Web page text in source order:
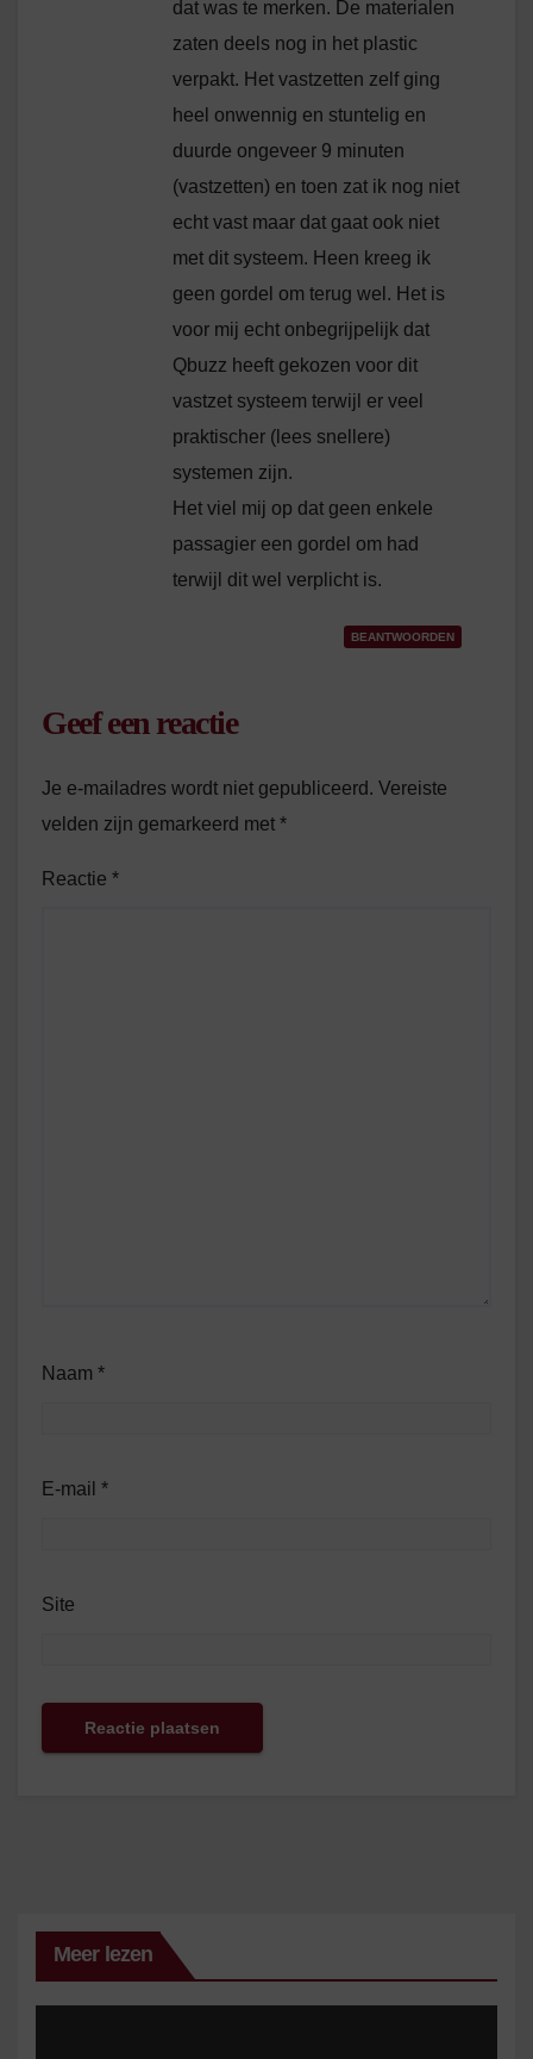
dat was te merken. De materialen
zaten deels nog in het plastic
verpakt. Het vastzetten zelf ging
heel onwennig en stuntelig en
duurde ongeveer 9 minuten
(vastzetten) en toen zat ik nog niet
echt vast maar dat gaat ook niet
met dit systeem. Heen kreeg ik
geen gordel om terug wel. Het is
voor mij echt onbegrijpelijk dat
Qbuzz heeft gekozen voor dit
vastzet systeem terwijl er veel
praktischer (lees snellere)
systemen zijn.
Het viel mij op dat geen enkele
passagier een gordel om had
terwijl dit wel verplicht is.
BEANTWOORDEN
Geef een reactie
Je e-mailadres wordt niet gepubliceerd. Vereiste
velden zijn gemarkeerd met *
Reactie *
Naam *
E-mail *
Site
Meer lezen